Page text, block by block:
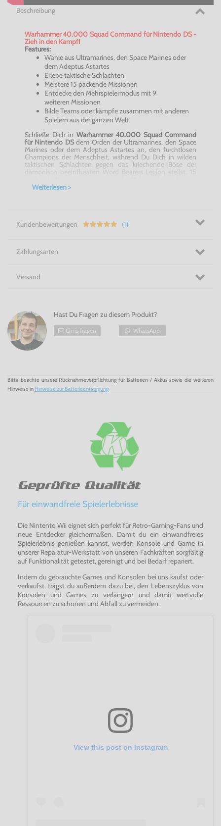
Beschreibung
Warhammer 40.000 Squad Command für Nintendo DS -
Zieh in den Kampf!
Features:
Wähle aus Ultramarines, den Space Marines oder
dem Adeptus Astartes
Erlebe taktische Schlachten
Meistere 15 packende Missionen
Entdecke den Mehrspielermodus mit 9
weiteren Missionen
Bilde Teams oder kämpfe zusammen mit anderen
Spielern aus der ganzen Welt
Schließe Dich in Warhammer 40.000 Squad Command
für Nintendo DSdem Orden der Ultramarines, den Space
Marines oder dem Adeptus Astartes an, den furchtlosen
Champions der Menschheit, während Du Dich in wilden
taktischen Schlachten gegen das kriechende Böse der
9 weiteren Missionen! Bilde in
Das Abenteuer beginnt mit Warhammer 40.000 Squad
Command für Nintendo DS!
Weiterlesen >
Kundenbewertungen (1)
Zahlungsarten
Versand
Hast Du Fragen zu diesem Produkt?
Chris fragen WhatsApp
Bitte beachte unsere Rücknahmeverpflichtung für Batterien / Akkus sowie die weiteren
Hinweise in Hinweise zur Batterieentsorgung
Geprüfte Qualität
Für einwandfreie Spielerlebnisse
Die Nintento Wii eignet sich perfekt für Retro-Gaming-Fans und
neue Entdecker gleichermaßen. Damit du ein einwandfreies
Spielerlebnis genießen kannst, werden Konsole und Game in
unserer Reparatur-Werkstatt von unseren Fachkräften sorgfältig
auf Funktionalität getestet, gereinigt und bei Bedarf repariert.
Indem du gebrauchte Games und Konsolen bei uns kaufst oder
verkaufst, trägst du außerdem dazu bei, den Lebenszyklus von
Konsolen und Games zu verlängern und damit wertvolle
Ressourcen zu schonen und Abfall zu vermeiden.
View this post on Instagram